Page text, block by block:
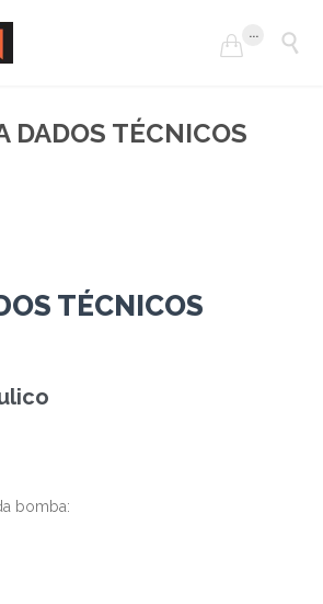

... 
DADOS TÉCNICOS
TÉCNICOS
bomba: